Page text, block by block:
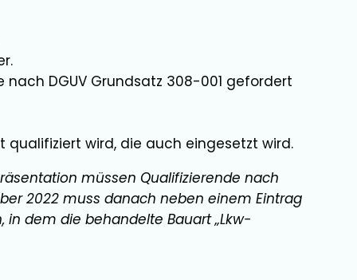
DGUV Grundsatz 308-001 gefordert
qualifiziert wird, die auch eingesetzt wird.
müssen Qualifizierende nach
2022 muss danach neben einem Eintrag
dem die behandelte Bauart „Lkw-